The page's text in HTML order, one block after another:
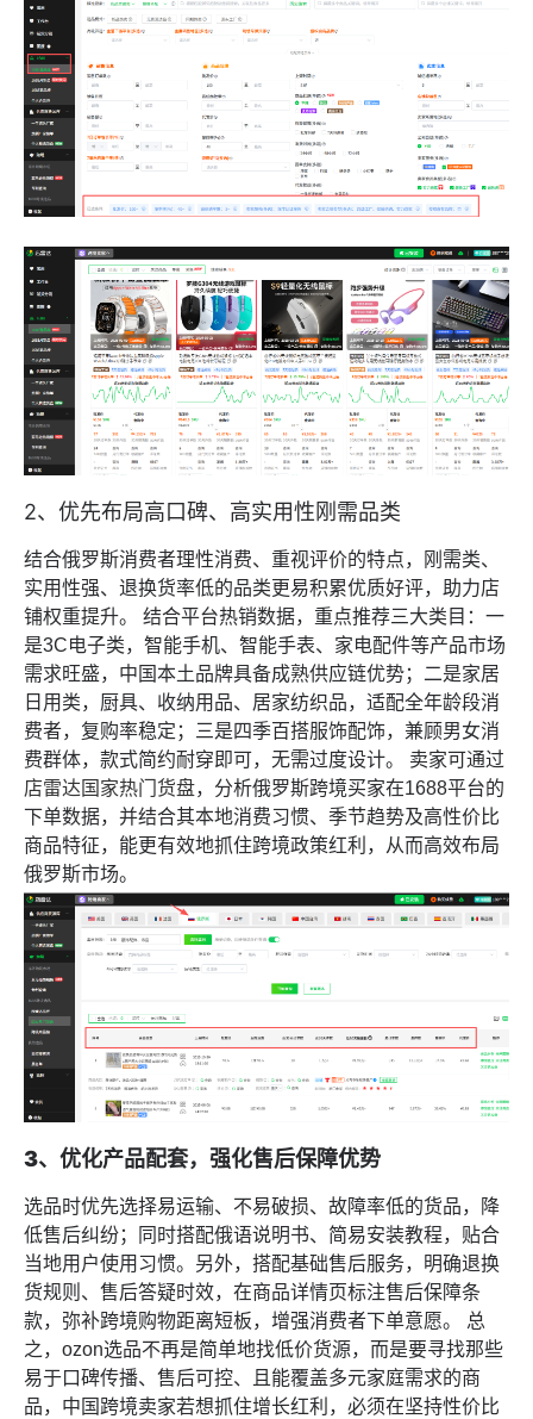
2、优先布局高口碑、高实用性刚需品类
结合俄罗斯消费者理性消费、重视评价的特点，刚需类、
实用性强、退换货率低的品类更易积累优质好评，助力店
铺权重提升。 结合平台热销数据，重点推荐三大类目：一
是3C电子类，智能手机、智能手表、家电配件等产品市场
需求旺盛，中国本土品牌具备成熟供应链优势；二是家居
日用类，厨具、收纳用品、居家纺织品，适配全年龄段消
费者，复购率稳定；三是四季百搭服饰配饰，兼顾男女消
费群体，款式简约耐穿即可，无需过度设计。 卖家可通过
店雷达国家热门货盘，分析俄罗斯跨境买家在1688平台的
下单数据，并结合其本地消费习惯、季节趋势及高性价比
商品特征，能更有效地抓住跨境政策红利，从而高效布局
俄罗斯市场。
3、优化产品配套，强化售后保障优势
选品时优先选择易运输、不易破损、故障率低的货品，降
低售后纠纷；同时搭配俄语说明书、简易安装教程，贴合
当地用户使用习惯。另外，搭配基础售后服务，明确退换
货规则、售后答疑时效，在商品详情页标注售后保障条
款，弥补跨境购物距离短板，增强消费者下单意愿。 总
之，ozon选品不再是简单地找低价货源，而是要寻找那些
易于口碑传播、售后可控、且能覆盖多元家庭需求的商
品，中国跨境卖家若想抓住增长红利，必须在坚持性价比